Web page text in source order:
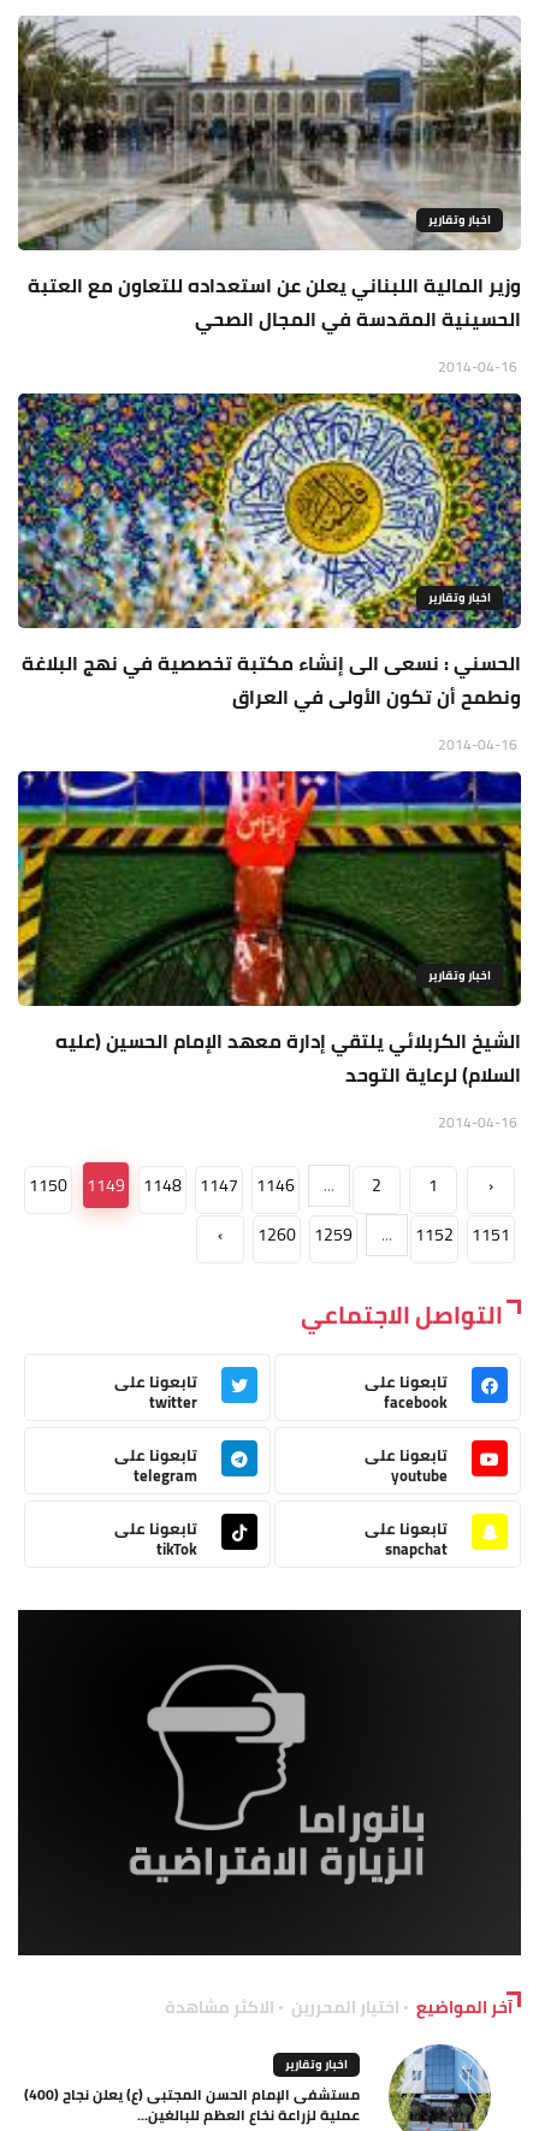
اخبار وتقارير
وزير المالية اللبناني يعلن عن استعداده للتعاون مع العتبة
الحسينية المقدسة في المجال الصحي
اخبار وتقارير
الحسني : نسعى الى إنشاء مكتبة تخصصية في نهج البلاغة
ونطمح أن تكون الأولى في العراق
اخبار وتقارير
الشيخ الكربلائي يلتقي إدارة معهد الإمام الحسين (عليه
السلام) لرعاية التوحد
‹
1
2
...
1146
1147
1148
1149
1150
1151
1152
...
1259
1260
›
التواصل الاجتماعي
تابعونا على
facebook
تابعونا على
twitter
تابعونا على
youtube
تابعونا على
telegram
تابعونا على
snapchat
تابعونا على
tikTok
آخر المواضيع اختيار المحررين الاكثر مشاهدة
اخبار وتقارير
مستشفى الإمام الحسن المجتبى (ع) يعلن نجاح (400)
عملية لزراعة نخاع العظم للبالغين...